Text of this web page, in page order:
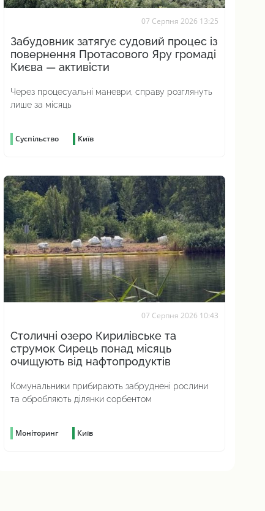
07 Серпня 2026 13:25
Забудовник затягує судовий процес із
повернення Протасового Яру громаді
Києва — активісти
Через процесуальні маневри, справу розглянуть
лише за місяць
Суспільство Київ
07 Серпня 2026 10:43
Столичні озеро Кирилівське та
струмок Сирець понад місяць
очищують від нафтопродуктів
Комунальники прибирають забруднені рослини
та обробляють ділянки сорбентом
Моніторинг Київ